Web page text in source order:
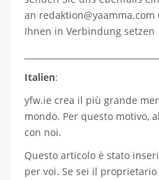
an redaktion@yaamma.com
Ihnen in Verbindung setzen
Italien:
yfw.ie crea il più grande
mondo. Per questo motivo,
con noi.
Questo articolo è stato
per voi. Se sei il